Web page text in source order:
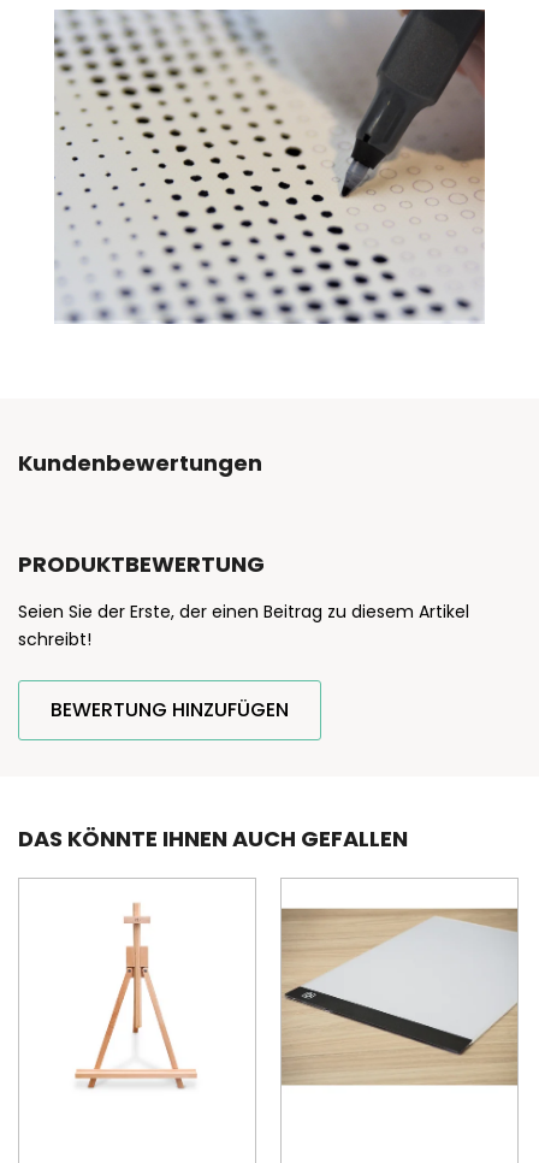
Kundenbewertungen
PRODUKTBEWERTUNG
Seien Sie der Erste, der einen Beitrag zu diesem Artikel
schreibt!
BEWERTUNG HINZUFÜGEN
DAS KÖNNTE IHNEN AUCH GEFALLEN